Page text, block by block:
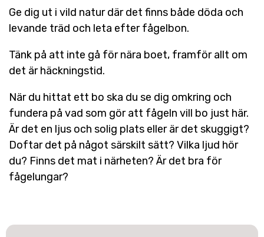
Ge dig ut i vild natur där det finns både döda och
levande träd och leta efter fågelbon.
Tänk på att inte gå för nära boet, framför allt om
det är häckningstid.
När du hittat ett bo ska du se dig omkring och
fundera på vad som gör att fågeln vill bo just här.
Är det en ljus och solig plats eller är det skuggigt?
Doftar det på något särskilt sätt? Vilka ljud hör
du? Finns det mat i närheten? Är det bra för
fågelungar?